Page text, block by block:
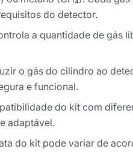
do detector.
a quantidade de gás
o gás do cilindro ao
e funcional.
do kit com
adaptável.
do kit pode variar de